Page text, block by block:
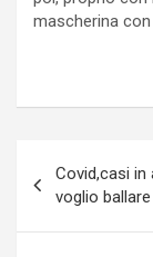
mascherina con
articoli
Covid,casi in
voglio